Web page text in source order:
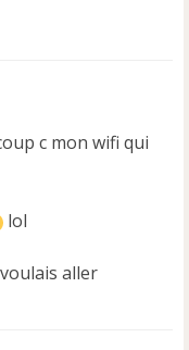
c mon wifi qui
lol
aller